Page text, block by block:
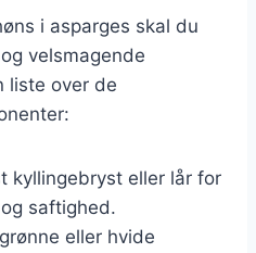
i asparges skal du
velsmagende
liste over de
kyllingebryst eller lår for
saftighed.
eller hvide